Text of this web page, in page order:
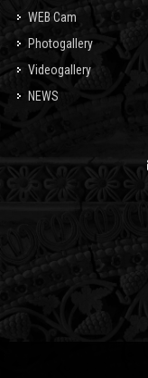
WEB Cam
Photogallery
Videogallery
NEWS